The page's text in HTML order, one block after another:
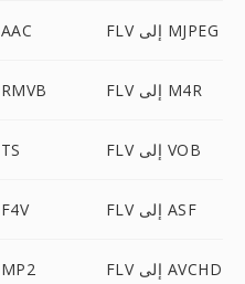
FLV إلى AAC FLV إلى MJPEG
FLV إلى RMVB FLV إلى M4R
FLV إلى TS FLV إلى VOB
FLV إلى F4V FLV إلى ASF
FLV إلى MP2 FLV إلى AVCHD